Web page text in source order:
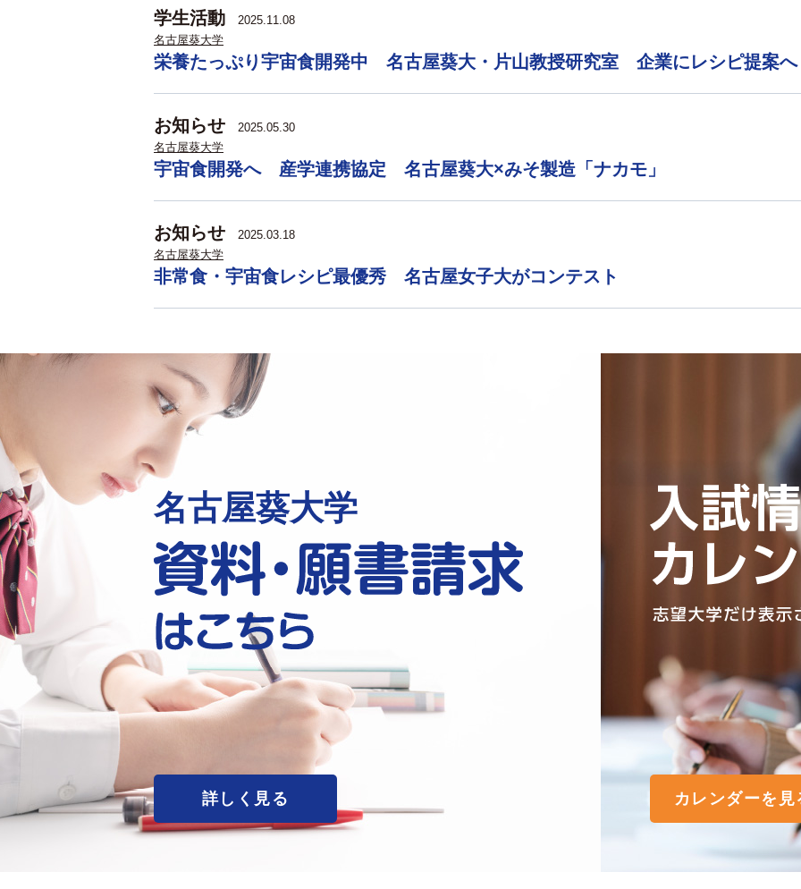
学生活動
2025.11.08
名古屋葵大学
栄養たっぷり宇宙食開発中 名古屋葵大・片山教授研究室 企業にレシピ提案へ
お知らせ
2025.05.30
名古屋葵大学
宇宙食開発へ 産学連携協定 名古屋葵大×みそ製造「ナカモ」
お知らせ
2025.03.18
名古屋葵大学
非常食・宇宙食レシピ最優秀 名古屋女子大がコンテスト
名古屋葵大学
詳しく見る カレンダーを見